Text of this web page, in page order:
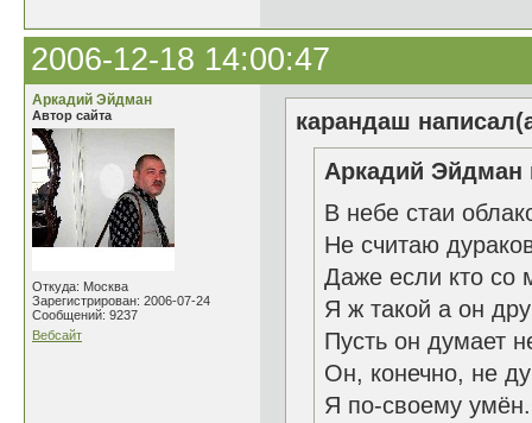
2006-12-18 14:00:47
Аркадий Эйдман
Автор сайта
Откуда: Москва
Зарегистрирован: 2006-07-24
Сообщений: 9237
Вебсайт
карандаш
Аркадий Эйдман
В небе стаи
Не считаю
Даже если кто со
Я ж такой а он
Пусть он думает
Он, конечно, не
Я по-своему